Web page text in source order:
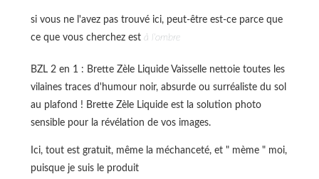
si vous ne l'avez pas trouvé ici, peut-être est-ce parce que
ce que vous cherchez est à l'ombre
BZL 2 en 1 : Brette Zèle Liquide Vaisselle nettoie toutes les
vilaines traces d'humour noir, absurde ou surréaliste du sol
au plafond ! Brette Zèle Liquide est la solution photo
sensible pour la révélation de vos images.
Ici, tout est gratuit, même la méchanceté, et " mème " moi,
puisque je suis le produit